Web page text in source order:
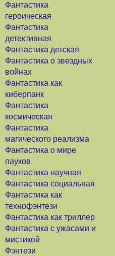
Фантастика
героическая
Фантастика
детективная
Фантастика детская
Фантастика о звездных
войнах
Фантастика как
киберпанк
Фантастика
космическая
Фантастика
магического реализма
Фантастика о мире
пауков
Фантастика научная
Фантастика социальная
Фантастика как
технофэнтези
Фантастика как триллер
Фантастика с ужасами и
мистикой
Фэнтези